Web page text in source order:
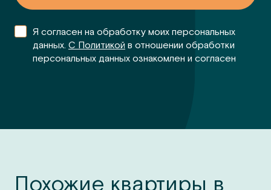
Я согласен на обработку моих персональных
данных. С Политикой в отношении обработки
персональных данных ознакомлен и согласен
Похожие квартиры в